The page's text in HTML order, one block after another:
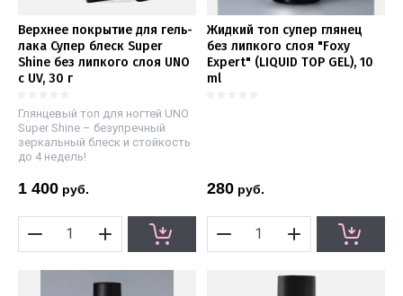
Верхнее покрытие для гель-
лака Супер блеск Super
Shine без липкого слоя UNO
с UV, 30 г
Глянцевый топ для ногтей UNO
Super Shine – безупречный
зеркальный блеск и стойкость
до 4 недель!
1 400 руб.
Жидкий топ супер глянец
без липкого слоя "Foxy
Expert" (LIQUID TOP GEL), 10
ml
280 руб.